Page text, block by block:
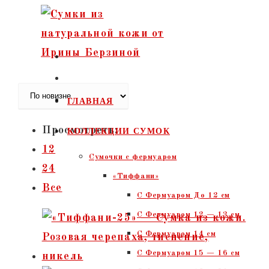
Перейти
содержимому
ГЛАВНАЯ
КОЛЛЕКЦИИ СУМОК
Сумочки c фермуаром
«Тиффани»
С Фермуаром До 12 см
С Фермуаром 12 — 13 см
С Фермуаром 14 см
С Фермуаром 15 — 16 см
Просмотреть:
12
24
Все